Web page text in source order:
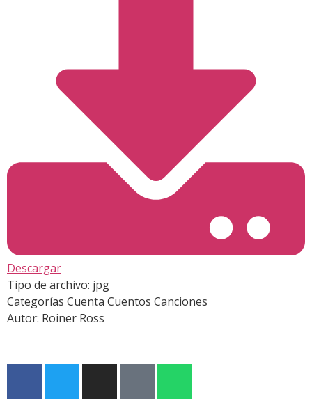
Descargar
Tipo de archivo: jpg
Categorías Cuenta Cuentos Canciones
Autor: Roiner Ross